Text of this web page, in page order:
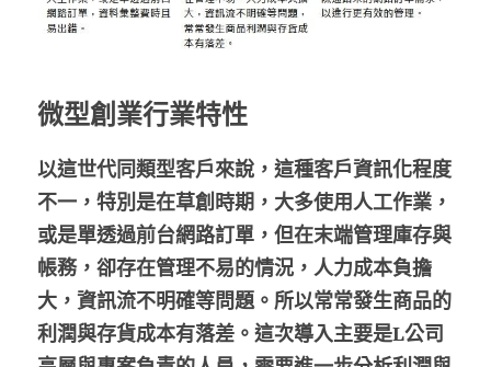
微型創業行業特性
以這世代同類型客戶來說，這種客戶資訊化程度
不一，特別是在草創時期，大多使用人工作業，
或是單透過前台網路訂單，但在末端管理庫存與
帳務，卻存在管理不易的情況，人力成本負擔
大，資訊流不明確等問題。所以常常發生商品的
利潤與存貨成本有落差。這次導入主要是L公司